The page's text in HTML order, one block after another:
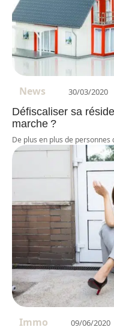
News 30/03/2020
Défiscaliser sa
marche ?
De plus en plus de personnes
Immo 09/06/2020